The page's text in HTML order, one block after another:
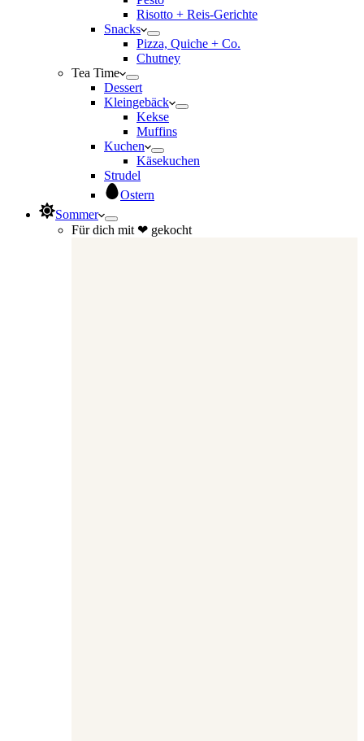
Risotto + Reis-Gerichte
Snacks
Pizza, Quiche + Co.
Chutney
Tea Time
Dessert
Kleingebäck
Kekse
Muffins
Kuchen
Käsekuchen
Strudel
Ostern
Sommer
Für dich mit ❤ gekocht